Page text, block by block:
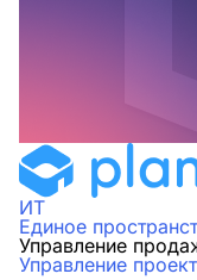
ИТ
Единое
Управление
Управление